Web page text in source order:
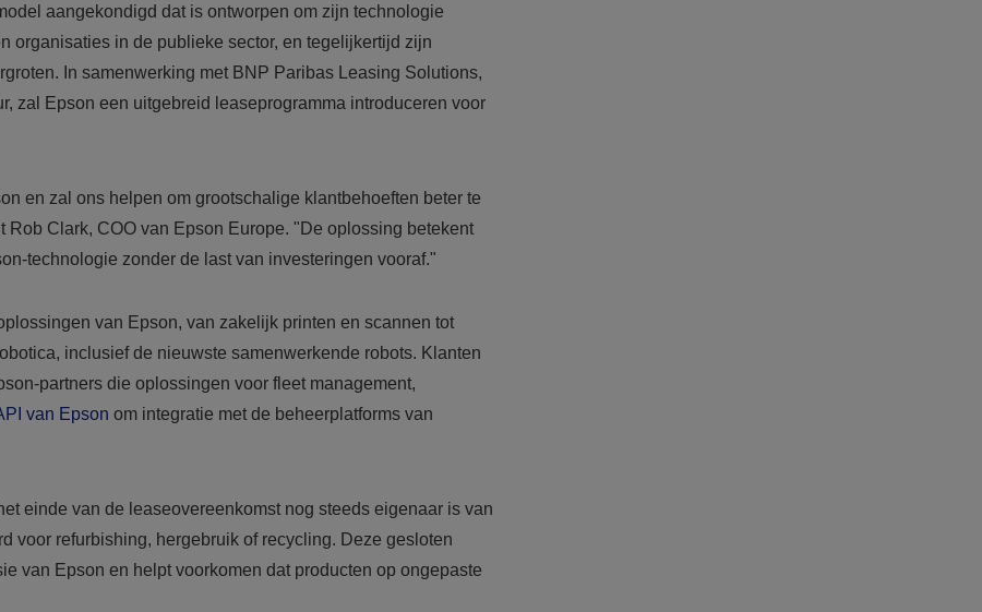
aangekondigd dat is ontworpen om zijn technologie
organisaties in de publieke sector, en tegelijkertijd zijn
In samenwerking met BNP Paribas Leasing Solutions,
zal Epson een uitgebreid leaseprogramma introduceren voor
en zal ons helpen om grootschalige klantbehoeften beter te
Clark, COO van Epson Europe. "De oplossing betekent
technologie zonder de last van investeringen vooraf."
van Epson, van zakelijk printen en scannen tot
inclusief de nieuwste samenwerkende robots. Klanten
partners die oplossingen voor fleet management,
van Epson om integratie met de beheerplatforms van
einde van de leaseovereenkomst nog steeds eigenaar is van
voor refurbishing, hergebruik of recycling. Deze gesloten
van Epson en helpt voorkomen dat producten op ongepaste